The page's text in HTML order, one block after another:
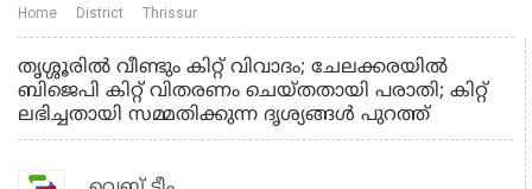
Home District Thrissur
തൃശ്ശൂരിൽ വീണ്ടും കിറ്റ് വിവാദം; ചേലക്കരയിൽ
ബിജെപി കിറ്റ് വിതരണം ചെയ്തതായി പരാതി; കിറ്റ്
ലഭിച്ചതായി സമ്മതിക്കുന്ന ദൃശ്യങ്ങൾ പുറത്ത്